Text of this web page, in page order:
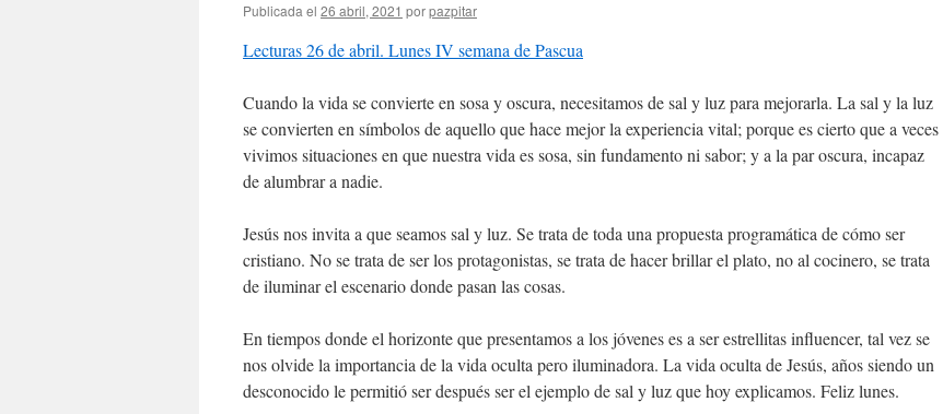
Publicada el 26 abril, 2021 porpazpitar
Lecturas 26 de abril. Lunes IV semana de Pascua
Cuando la vida se convierte en sosa y oscura, necesitamos de sal y luz para mejorarla. La sal y la luz
se convierten en símbolos de aquello que hace mejor la experiencia vital; porque es cierto que a veces
vivimos situaciones en que nuestra vida es sosa, sin fundamento ni sabor; y a la par oscura, incapaz
de alumbrar a nadie.
Jesús nos invita a que seamos sal y luz. Se trata de toda una propuesta programática de cómo ser
cristiano. No se trata de ser los protagonistas, se trata de hacer brillar el plato, no al cocinero, se trata
de iluminar el escenario donde pasan las cosas.
En tiempos donde el horizonte que presentamos a los jóvenes es a ser estrellitas influencer, tal vez se
nos olvide la importancia de la vida oculta pero iluminadora. La vida oculta de Jesús, años siendo un
desconocido le permitió ser después ser el ejemplo de sal y luz que hoy explicamos. Feliz lunes.